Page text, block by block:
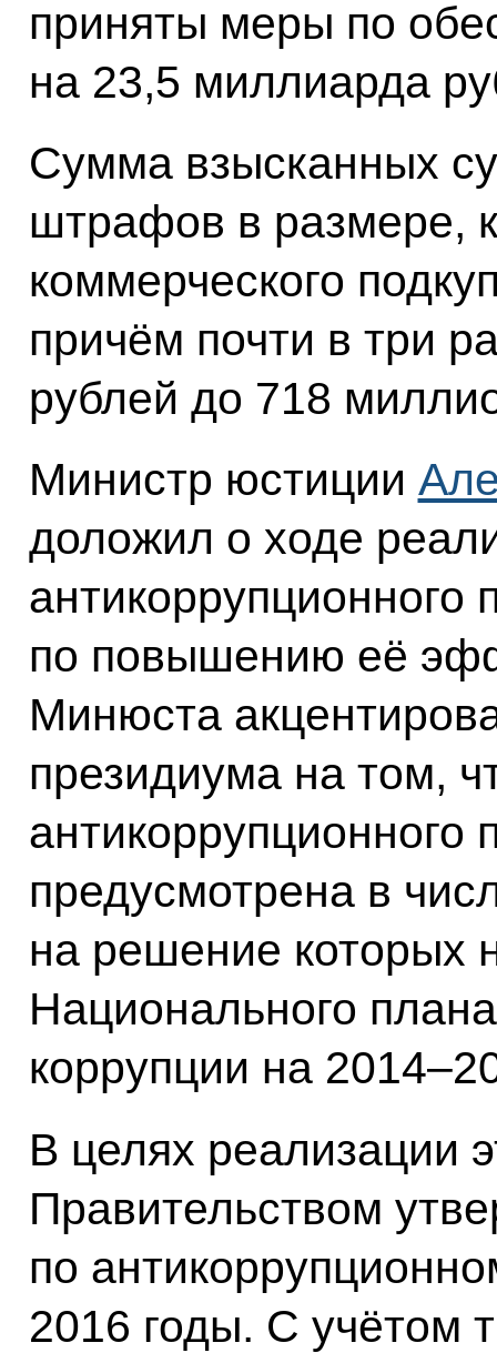
приняты меры по
на 23,5 миллиарда
Сумма взысканных
штрафов в размере,
коммерческого
причём почти в три
рублей до 718
Министр юстиции
доложил о ходе
по повышению её
Минюста
президиума на том,
предусмотрена в
на решение которых
Национального
коррупции на
В целях реализации
Правительством
по
2016 годы. С учётом